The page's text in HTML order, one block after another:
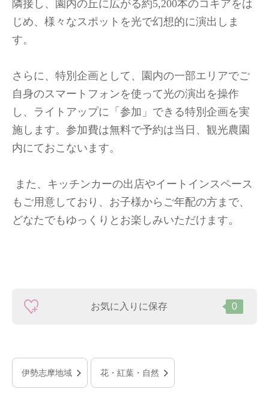
隣接し、園内の丘に広がる約5,200本のコキアをは
じめ、様々なスポットを光で幻想的に演出しま
す。
さらに、特別企画として、園内の一部エリアでご
自身のスマートフォンを使って光の演出を操作
し、ライトアップに「参加」できる特別企画を実
施します。参加費は無料で予約は当日、観光農園
内にておこないます。
また、キッチンカーの出店やイートインスペース
もご用意しており、お子様からご年配の方まで、
どなたでもゆっくりとお楽しみいただけます。
お気に入りに保存 0
伊勢志摩地域 花・紅葉・自然